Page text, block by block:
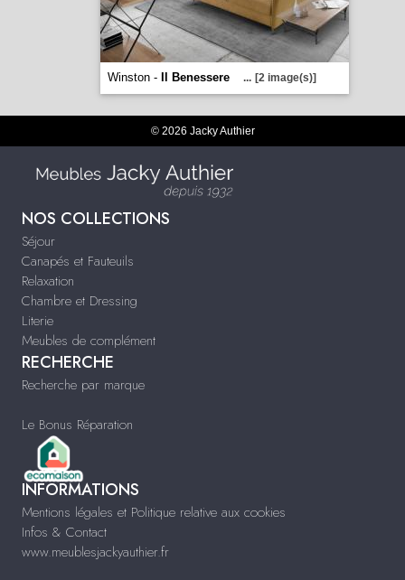
Winston - Il Benessere ... [2 image(s)]
© 2026 Jacky Authier
NOS COLLECTIONS
Séjour
Canapés et Fauteuils
Relaxation
Chambre et Dressing
Literie
Meubles de complément
RECHERCHE
Recherche par marque
Le Bonus Réparation
INFORMATIONS
Mentions légales et Politique relative aux cookies
Infos & Contact
www.meublesjackyauthier.fr